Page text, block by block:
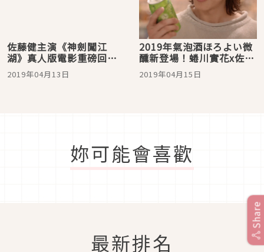
佐藤健主演《神劍闖江
湖》真人版電影重磅回
歸，追憶篇＆人誅篇2021
年上映！
2019年04月13日
2019年氣泡酒ほろよい微
醺新登場！蜷川實花x佐藤
健x澤尻英龍華
2019年04月15日
妳可能會喜歡
最新排名
Share